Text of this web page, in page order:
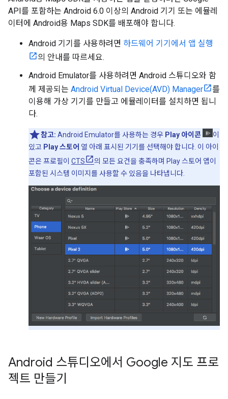
API를 포함하는 Android 6.0 이상의 Android 기기 또는 에뮬레
이터에 Android용 Maps SDK를 배포해야 합니다.
Android 기기를 사용하려면 하드웨어 기기에서 앱 실행
의 안내를 따르세요.
Android Emulator를 사용하려면 Android 스튜디오와 함
께 제공되는 Android Virtual Device(AVD) Manager
를
이용해 가상 기기를 만들고 에뮬레이터를 설치하면 됩니
다.
참고: Android Emulator를 사용하는 경우 Play 아이콘
이
있고 Play 스토어 열 아래 표시된 기기를 선택해야 합니다. 이 아이
콘은 프로필이 CTS
의 모든 요건을 충족하며 Play 스토어 앱이
포함된 시스템 이미지를 사용할 수 있음을 나타냅니다.
Android 스튜디오에서 Google 지도 프로
젝트 만들기